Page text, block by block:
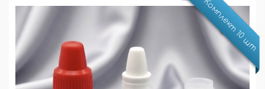
Комплект 10 шт